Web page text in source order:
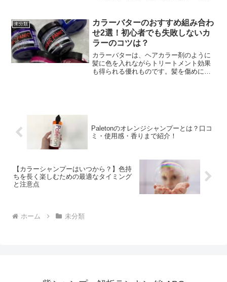
強い味方となります。こちらの記事で
は、ブルーカラーシャンプー...
未分類
カラーバターのおすすめ組み合わ
せ2選！初心者でも失敗しないカ
ラーのコツは？
カラーバターは、ヘアカラー剤のように
髪に色を入れながらトリートメント効果
も得られる優れものです。髪を傷めにく
Paletonのオレンジシャンプーとは？口コ
ミ・使用感・香りまで紹介！
【カラーシャンプーはいつから？】色持
ちを長く楽しむための最適なタイミング
と注意点
ホーム 未分類